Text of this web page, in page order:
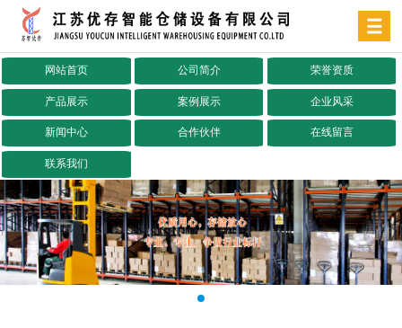
网站首页 公司简介 荣誉资质
产品展示 案例展示 企业风采
新闻中心 合作伙伴 在线留言
联系我们